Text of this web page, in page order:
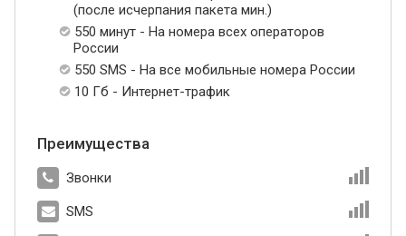
(после исчерпания пакета мин.)
550 минут - На номера всех операторов
России
550 SMS - На все мобильные номера России
10 Гб - Интернет-трафик
Преимущества
Звонки
SMS